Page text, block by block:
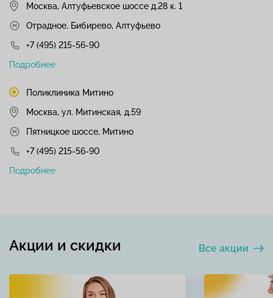
Москва, Алтуфьевское шоссе д.28 к. 1
Отрадное, Бибирево, Алтуфьево
+7 (495) 215-56-90
Подробнее
Поликлиника Митино
Москва, ул. Митинская, д.59
Пятницкое шоссе, Митино
+7 (495) 215-56-90
Подробнее
Все акции
Акции и скидки